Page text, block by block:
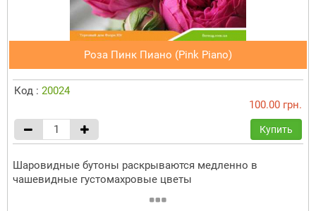
Роза Пинк Пиано (Pink Piano)
Код : 20024
100.00 грн.
Купить
Шаровидные бутоны раскрываются медленно в
чашевидные густомахровые цветы